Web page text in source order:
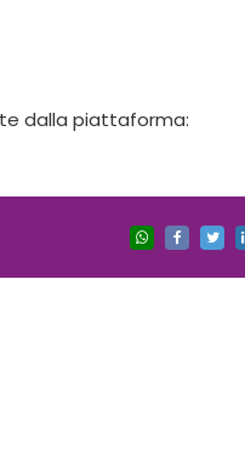
dalla piattaforma: